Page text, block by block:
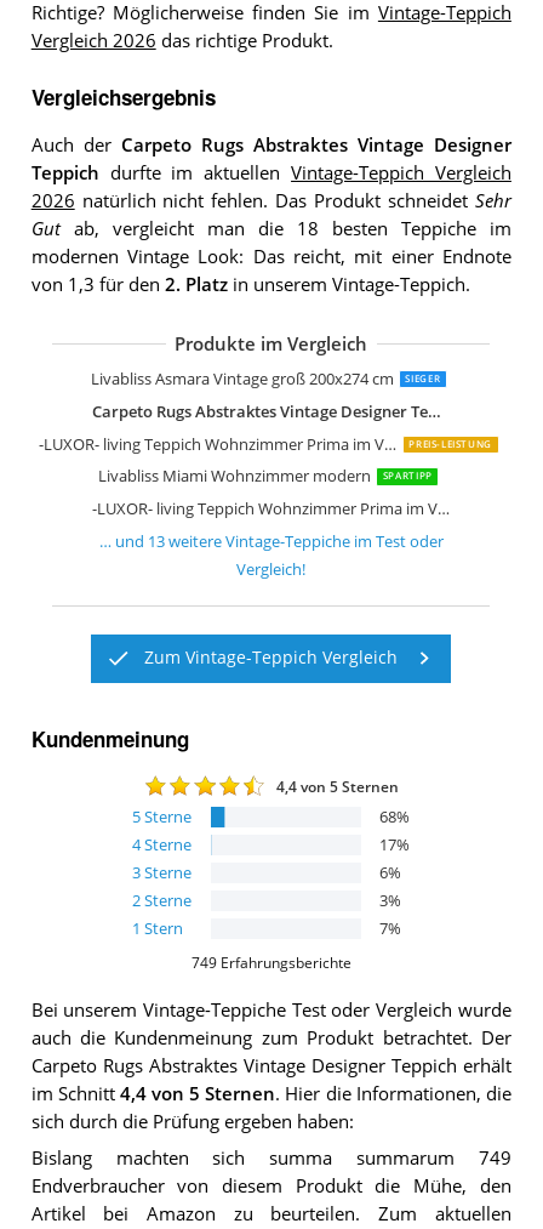
Richtige? Möglicherweise finden Sie im Vintage-Teppich
Vergleich 2026 das richtige Produkt.
Vergleichsergebnis
Auch der Carpeto Rugs Abstraktes Vintage Designer
Teppich durfte im aktuellenVintage-Teppich Vergleich
2026 natürlich nicht fehlen. Das Produkt schneidet Sehr
Gutab, vergleicht man die 18 besten Teppiche im
modernen Vintage Look: Das reicht, mit einer Endnote
von 1,3 für den 2. Platzin unserem Vintage-Teppich.
Produkte im Vergleich
Livabliss Asmara Vintage groß 200x274 cm SIEGER
Carpeto Rugs Abstraktes Vintage Designer Teppich
-LUXOR- living Teppich Wohnzimmer Prima im Vintage Design
PREIS-LEISTUNG
Livabliss Miami Wohnzimmer modern SPARTIPP
-LUXOR- living Teppich Wohnzimmer Prima im Vintage Design
Loberon Teppich Lortet Vintage-Look
Loberon Teppich Louvarie
Loberon Teppich Delpheer
Surya Tampa Vintage Teppich
Loberon Teppich Daryush
Safavieh Vintage Inspirierter Teppich
Safavieh Wohnzimmer Teppich
… und 13weitereVintage-Teppicheim Test oder
Vergleich!
Zum Vintage-Teppich Vergleich
Kundenmeinung
4,4von 5 Sternen
5Sterne 68%
4Sterne 17%
3Sterne 6%
2Sterne 3%
1 Stern 7%
749 Erfahrungsberichte
Bei unseremVintage-Teppiche Test oder Vergleich wurde
auch die Kundenmeinung zum Produkt betrachtet. Der
Carpeto Rugs Abstraktes Vintage Designer Teppich erhält
im Schnitt 4,4von 5 Sternen. Hier die Informationen, die
sich durch die Prüfung ergeben haben:
Bislang machten sich summa summarum 749
Endverbraucher von diesem Produkt die Mühe, den
Artikel bei Amazon zu beurteilen. Zum aktuellen